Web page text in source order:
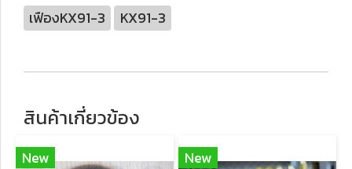
เฟืองKX91-3
KX91-3
สินค้าเกี่ยวข้อง
New New